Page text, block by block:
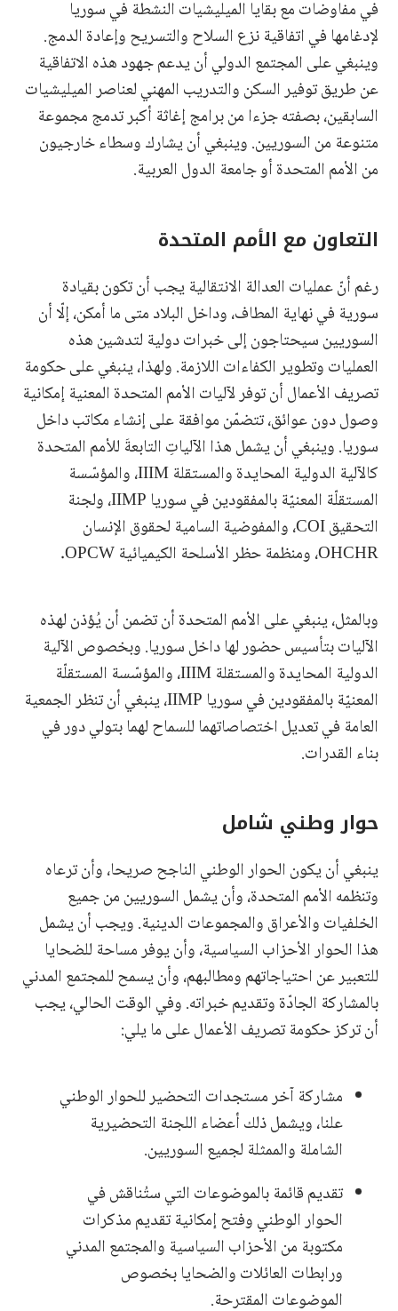
في مفاوضات مع بقايا الميليشيات النشطة في سوريا
لإدغامها في اتفاقية نزع السلاح والتسريح وإعادة الدمج.
وينبغي على المجتمع الدولي أن يدعم جهود هذه الاتفاقية
عن طريق توفير السكن والتدريب المهني لعناصر الميليشيات
السابقين، بصفته جزءا من برامج إغاثة أكبر تدمج مجموعة
متنوعة من السوريين. وينبغي أن يشارك وسطاء خارجيون
من الأمم المتحدة أو جامعة الدول العربية.
التعاون مع الأمم المتحدة
رغم أنّ عمليات العدالة الانتقالية يجب أن تكون بقيادة
سورية في نهاية المطاف، وداخل البلاد متى ما أمكن، إلّا أن
السوريين سيحتاجون إلى خبرات دولية لتدشين هذه
العمليات وتطوير الكفاءات اللازمة. ولهذا، ينبغي على حكومة
تصريف الأعمال أن توفر لآليات الأمم المتحدة المعنية إمكانية
وصول دون عوائق، تتضمّن موافقة على إنشاء مكاتب داخل
سوريا. وينبغي أن يشمل هذا الآلياتِ التابعةَ للأمم المتحدة
كالآلية الدولية المحايدة والمستقلة IIIM، والمؤسّسة
المستقلّة المعنيّة بالمفقودين في سوريا IIMP، ولجنة
التحقيق COI، والمفوضية السامية لحقوق الإنسان
OHCHR، ومنظمة حظر الأسلحة الكيميائية OPCW.
وبالمثل، ينبغي على الأمم المتحدة أن تضمن أن يُؤذن لهذه
الآليات بتأسيس حضور لها داخل سوريا. وبخصوص الآلية
الدولية المحايدة والمستقلة IIIM، والمؤسّسة المستقلّة
المعنيّة بالمفقودين في سوريا IIMP، ينبغي أن تنظر الجمعية
العامة في تعديل اختصاصاتهما للسماح لهما بتولي دور في
بناء القدرات.
حوار وطني شامل
ينبغي أن يكون الحوار الوطني الناجح صريحا، وأن ترعاه
وتنظمه الأمم المتحدة، وأن يشمل السوريين من جميع
الخلفيات والأعراق والمجموعات الدينية. ويجب أن يشمل
هذا الحوار الأحزاب السياسية، وأن يوفر مساحة للضحايا
للتعبير عن احتياجاتهم ومطالبهم، وأن يسمح للمجتمع المدني
بالمشاركة الجادّة وتقديم خبراته. وفي الوقت الحالي، يجب
أن تركز حكومة تصريف الأعمال على ما يلي:
مشاركة آخر مستجدات التحضير للحوار الوطني
علنا، ويشمل ذلك أعضاء اللجنة التحضيرية
الشاملة والممثلة لجميع السوريين.
تقديم قائمة بالموضوعات التي ستُناقش في
الحوار الوطني وفتح إمكانية تقديم مذكرات
مكتوبة من الأحزاب السياسية والمجتمع المدني
ورابطات العائلات والضحايا بخصوص
الموضوعات المقترحة.